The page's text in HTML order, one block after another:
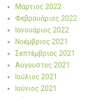
Μάρτιος 2022
Φεβρουάριος 2022
Ιανουάριος 2022
Νοέμβριος 2021
Σεπτέμβριος 2021
Αύγουστος 2021
Ιούλιος 2021
Ιούνιος 2021